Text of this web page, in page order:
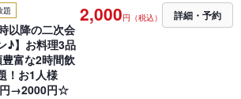
題
以降の二次会
♪】お料理3品
富な2時間飲
！お1人様
→2000円☆
2,000円（税込） 詳細・予約